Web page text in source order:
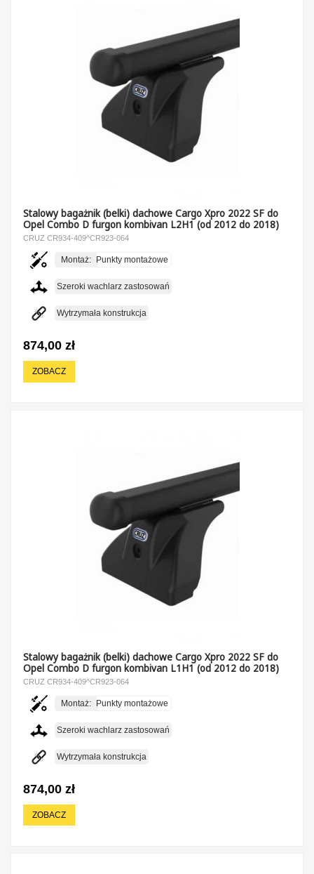
Stalowy bagażnik (belki) dachowe Cargo Xpro 2022 SF do
Opel Combo D furgon kombivan L2H1 (od 2012 do 2018)
CRUZ CR934-409^CR923-064
Montaż: Punkty montażowe
Szeroki wachlarz zastosowań
Wytrzymała konstrukcja
874,00 zł
ZOBACZ
Stalowy bagażnik (belki) dachowe Cargo Xpro 2022 SF do
Opel Combo D furgon kombivan L1H1 (od 2012 do 2018)
CRUZ CR934-409^CR923-064
Montaż: Punkty montażowe
Szeroki wachlarz zastosowań
Wytrzymała konstrukcja
874,00 zł
ZOBACZ